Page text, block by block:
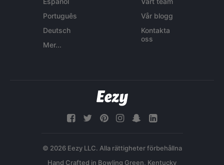
Português
Deutsch
Mer...
Vår blogg
Kontakta
oss
© 2026 Eezy LLC. Alla rättigheter förbehållna